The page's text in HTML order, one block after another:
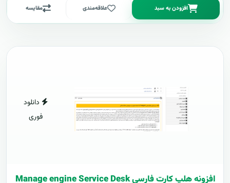
افزودن به سبد علاقه‌مندی مقایسه
دانلود
فوری
افزونه هلپ کارت فارسی Manage engine Service Desk